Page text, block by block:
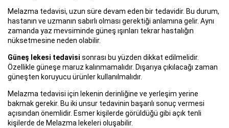
Melazma tedavisi, uzun süre devam eden bir tedavidir. Bu durum,
hastanın ve uzmanın sabırlı olması gerektiği anlamına gelir. Aynı
zamanda yaz mevsiminde güneş ışınları tekrar hastalığın
nüksetmesine neden olabilir.
Güneş lekesi tedavisi sonrası bu yüzden dikkat edilmelidir.
Özellikle güneşe maruz kalınmamalıdır. Dışarıya çıkılacağı zaman
güneşten koruyucu ürünler kullanılmalıdır.
Melazma tedavisi için lekenin derinliğine ve yerleşim yerine
bakmak gerekir. Bu iki unsur tedavinin başarılı sonuç vermesi
açısından önemlidir. Esmer kişilerde görüldüğü gibi açık tenli
kişilerde de Melazma lekeleri oluşabilir.